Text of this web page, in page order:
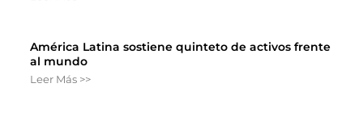
América Latina sostiene quinteto de activos frente
al mundo
Leer Más >>